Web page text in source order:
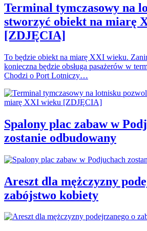
Terminal tymczasowy na
stworzyć obiekt na miarę
[ZDJĘCIA]
To będzie obiekt na miarę XXI wieku.
konieczna będzie obsługa pasażerów w
Chodzi o Port Lotniczy…
Spalony plac zabaw w
zostanie odbudowany
Areszt dla mężczyzny
zabójstwo kobiety